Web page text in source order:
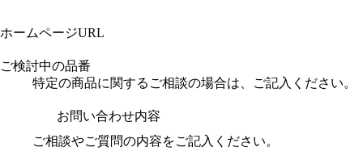
ホームページURL
ご検討中の品番
特定の商品に関するご相談の場合は、ご記入ください。
お問い合わせ内容
ご相談やご質問の内容をご記入ください。